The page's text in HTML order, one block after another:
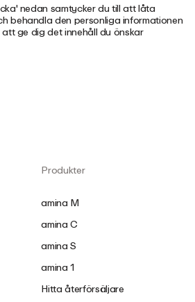
nedan samtycker du till att låta
behandla den personliga informationen
ge dig det innehåll du önskar
Produkter
amina M
amina C
amina S
amina 1
Hitta återförsäljare